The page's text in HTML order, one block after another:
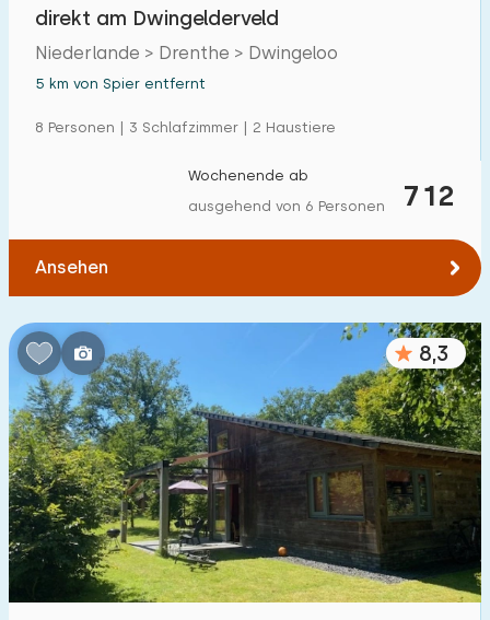
Einfamilienhaus
Ferienbauernhof
Kinderfreundlich
Kindermöbel 4
Eingezäunter Garten 3
Spielgeräte im Garten 1
Hallenbad 0
Freibad 0
Kinderanimation 0
direkt am Dwingelderveld
Niederlande > Drenthe > Dwingeloo
5 km von Spier entfernt
8 Personen | 3 Schlafzimmer | 2 Haustiere
712
Wochenende ab
ausgehend von 6 Personen
Ansehen
8,3